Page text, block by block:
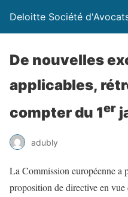
Deloitte Société
De nouvelles
applicables,
compter du 1er
adubly
La Commission européenne a
proposition de directive en